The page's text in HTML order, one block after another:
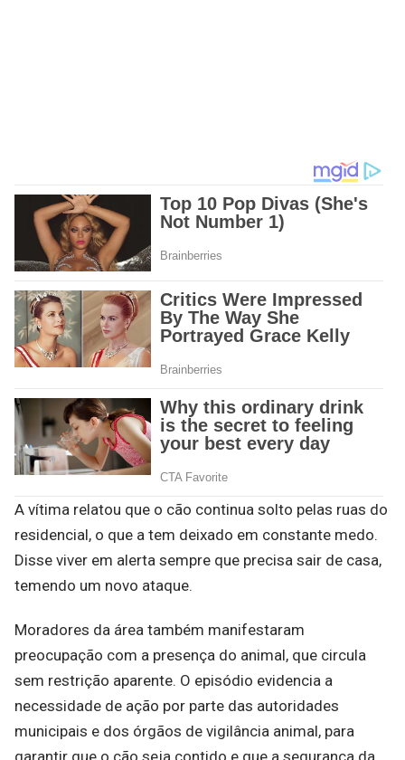
A vítima relatou que o cão continua solto pelas ruas do
residencial, o que a tem deixado em constante medo.
Disse viver em alerta sempre que precisa sair de casa,
temendo um novo ataque.
Moradores da área também manifestaram
preocupação com a presença do animal, que circula
sem restrição aparente. O episódio evidencia a
necessidade de ação por parte das autoridades
municipais e dos órgãos de vigilância animal, para